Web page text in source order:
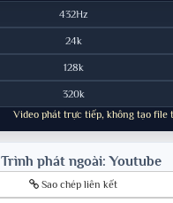
432Hz
24k
128k
320k
Video phát trực tiếp, không tạo file
Trình phát ngoài: Youtube
Sao chép liên kết